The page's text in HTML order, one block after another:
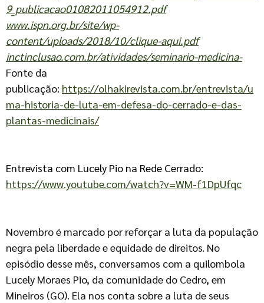
9_publicacao01082011054912.pdf
www.ispn.org.br/site/wp-
content/uploads/2018/10/clique-aqui.pdf
inctinclusao.com.br/atividades/seminario-medicina-
Fonte da
publicação: https://olhakirevista.com.br/entrevista/u
ma-historia-de-luta-em-defesa-do-cerrado-e-das-
plantas-medicinais/
Entrevista com Lucely Pio na Rede Cerrado:
https://www.youtube.com/watch?v=WM-f1DpUfqc
Novembro é marcado por reforçar a luta da população
negra pela liberdade e equidade de direitos. No
episódio desse mês, conversamos com a quilombola
Lucely Moraes Pio, da comunidade do Cedro, em
Mineiros (GO). Ela nos conta sobre a luta de seus